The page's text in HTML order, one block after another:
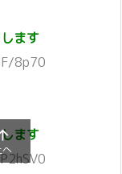
ます
8p70
ます
へ